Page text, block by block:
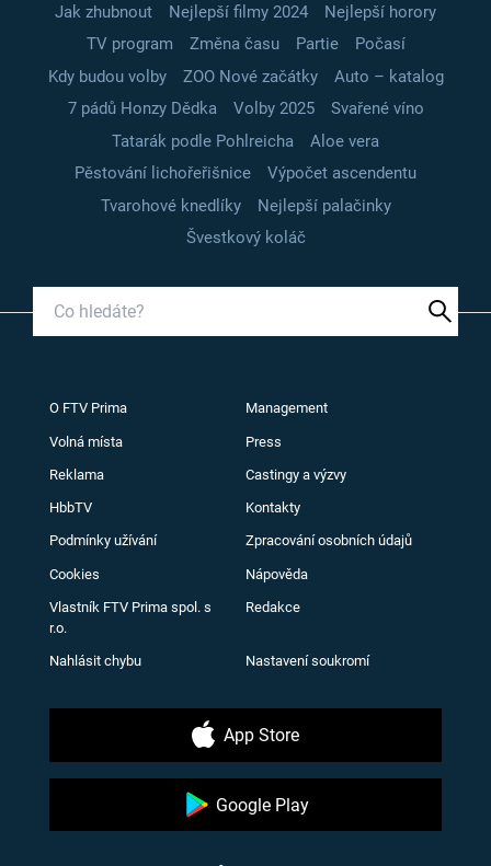
Jak zhubnout Nejlepší filmy 2024
Nejlepší horory
TV program
Změna času Partie
Počasí
Kdy budou volby
ZOO Nové začátky
Auto – katalog
7 pádů Honzy Dědka
Volby 2025
Svařené víno
Tatarák podle Pohlreicha
Aloe vera
Pěstování lichořeřišnice
Výpočet ascendentu
Tvarohové knedlíky
Nejlepší palačinky
Švestkový koláč
O FTV Prima Management
Volná místa Press
Reklama Castingy a výzvy
HbbTV Kontakty
Podmínky užívání Zpracování osobních údajů
Cookies Nápověda
Vlastník FTV Prima spol. s
r.o.
Redakce
Nahlásit chybu Nastavení soukromí
App Store
Google Play